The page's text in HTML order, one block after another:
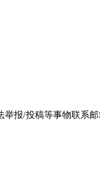
报/投稿等事物联系邮